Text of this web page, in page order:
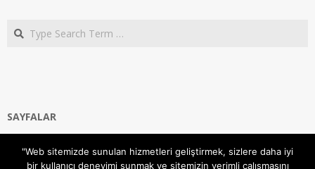
Search
SAYFALAR
Gizlilik ve Çerezler (Cookies) Politikası
"Web sitemizde sunulan hizmetleri geliştirmek, sizlere daha iyi
bir kullanıcı deneyimi sunmak ve sitemizin verimli çalışmasını